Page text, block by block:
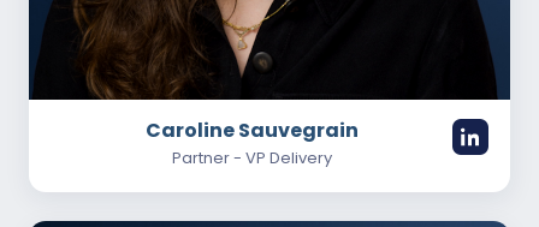
Caroline Sauvegrain
Partner - VP Delivery